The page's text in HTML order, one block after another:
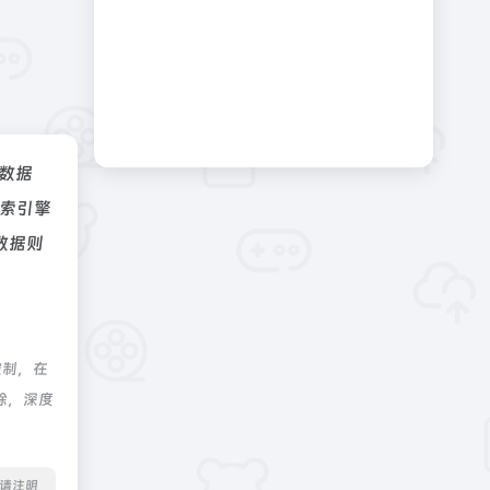
据
引擎
据则
，在
，深度
注明